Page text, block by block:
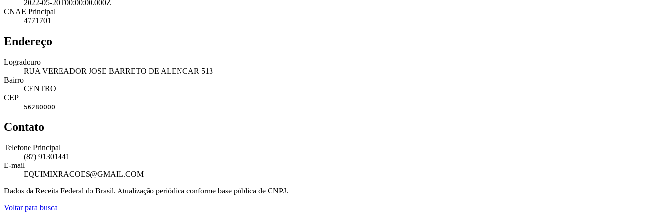
2022-05-20T00:00:00.000Z
CNAE Principal
4771701
Endereço
Logradouro
RUA VEREADOR JOSE BARRETO DE ALENCAR 513
Bairro
CENTRO
CEP
56280000
Contato
Telefone Principal
(87) 91301441
E-mail
EQUIMIXRACOES@GMAIL.COM
Dados da Receita Federal do Brasil. Atualização periódica conforme base pública de CNPJ.
Voltar para busca